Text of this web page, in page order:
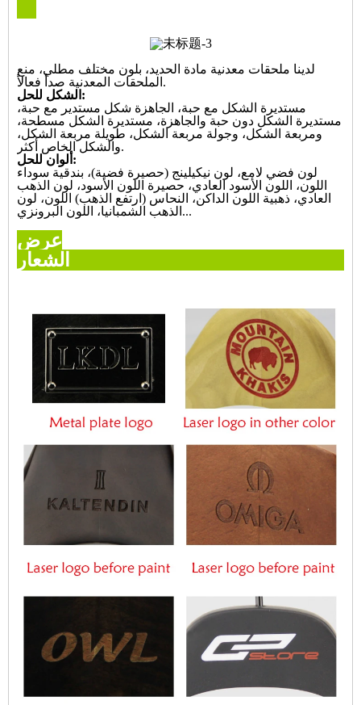
لدينا ملحقات معدنية مادة الحديد، بلون مختلف مطلي، منع
الملحقات المعدنية صدأ فعالاً.
الشكل للحل:
مستديرة الشكل مع حبة، الجاهزة شكل مستدير مع حبة،
مستديرة الشكل دون حبة والجاهزة، مستديرة الشكل مسطحة،
ومربعة الشكل، وجولة مربعة الشكل، طويلة مربعة الشكل،
والشكل الخاص أكثر.
ألوان للحل:
لون فضي لامع، لون نيكيلينج (حصيرة فضية)، بندقية سوداء
اللون، اللون الأسود العادي، حصيرة اللون الأسود، لون الذهب
العادي، ذهبية اللون الداكن، النحاس (ارتفع الذهب) اللون، لون
الذهب الشمبانيا، اللون البرونزي...
عرض